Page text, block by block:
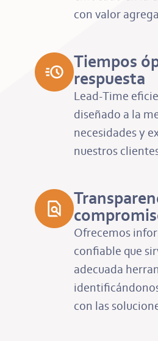
con valor
Tiempos
respuesta
Lead-Time
diseñado a la
necesidades y
nuestros
Ofrecemos
confiable que
adecuada
con las